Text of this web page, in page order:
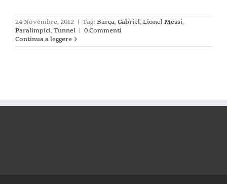
24 Novembre, 2012 | Tag: Barça, Gabriel, Lionel Messi,
Paralimpici, Tunnel | 0 Commenti
Continua a leggere